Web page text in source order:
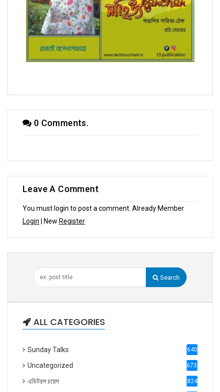
0 Comments.
Leave A Comment
You must login to post a comment. Already Member
Login | New Register
Search
ALL CATEGORIES
Sunday Talks 640
Uncategorized 6738
এডিটরস চয়েস 824